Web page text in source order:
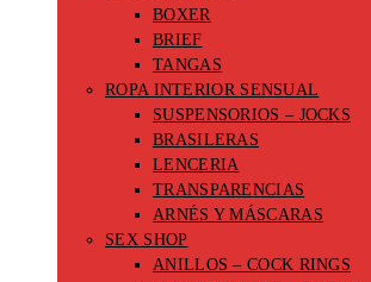
BOXER
BRIEF
TANGAS
ROPA INTERIOR SENSUAL
SUSPENSORIOS – JOCKS
BRASILERAS
LENCERIA
TRANSPARENCIAS
ARNÉS Y MÁSCARAS
SEX SHOP
ANILLOS – COCK RINGS